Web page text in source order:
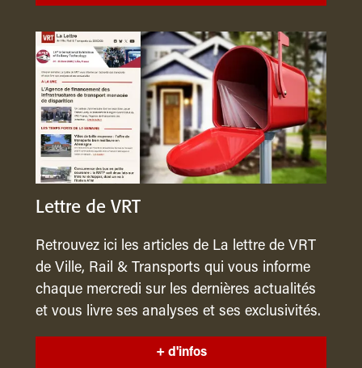
Lettre de VRT
Retrouvez ici les articles de La lettre de VRT
de Ville, Rail & Transports qui vous informe
chaque mercredi sur les dernières actualités
et vous livre ses analyses et ses exclusivités.
+ d'infos